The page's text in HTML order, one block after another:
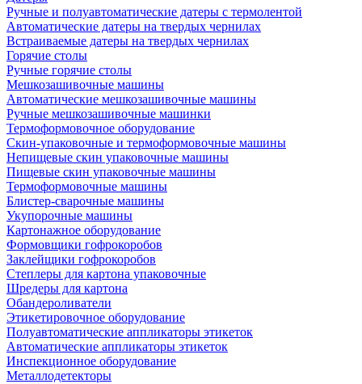
Ручные и полуавтоматические датеры с термолентой
Автоматические датеры на твердых чернилах
Встраиваемые датеры на твердых чернилах
Горячие столы
Ручные горячие столы
Мешкозашивочные машины
Автоматические мешкозашивочные машины
Ручные мешкозашивочные машинки
Термоформовочное оборудование
Скин-упаковочные и термоформовочные машины
Непищевые скин упаковочные машины
Пищевые скин упаковочные машины
Термоформовочные машины
Блистер-сварочные машины
Укупорочные машины
Картонажное оборудование
Формовщики гофрокоробов
Заклейщики гофрокоробов
Степлеры для картона упаковочные
Шредеры для картона
Обандероливатели
Этикетировочное оборудование
Полуавтоматические аппликаторы этикеток
Автоматические аппликаторы этикеток
Инспекционное оборудование
Металлодетекторы